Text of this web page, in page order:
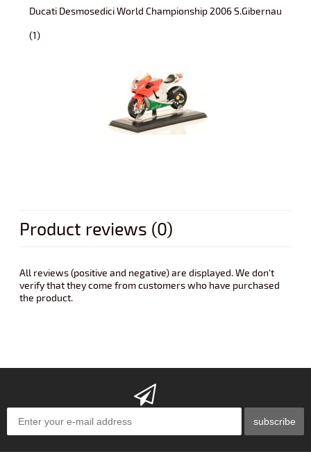
Ducati Desmosedici World Championship 2006 S.Gibernau
(1)
Product reviews (0)
All reviews (positive and negative) are displayed. We don't
verify that they come from customers who have purchased
the product.
subscribe